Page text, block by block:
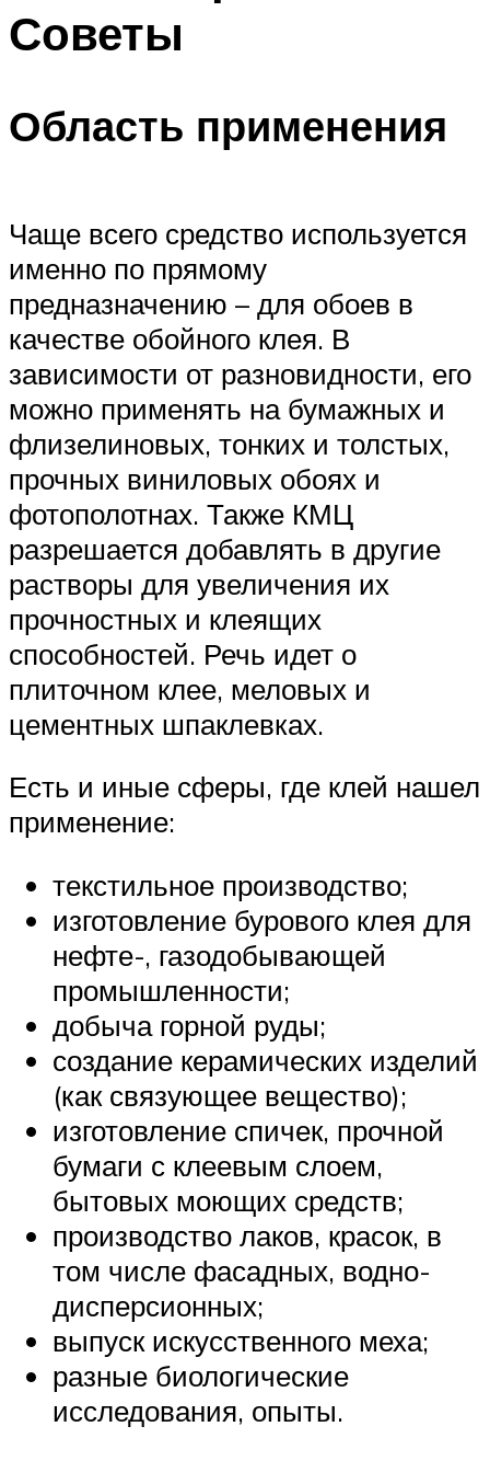
Советы
Область применения
Чаще всего средство используется
именно по прямому
предназначению – для обоев в
качестве обойного клея. В
зависимости от разновидности, его
можно применять на бумажных и
флизелиновых, тонких и толстых,
прочных виниловых обоях и
фотополотнах. Также КМЦ
разрешается добавлять в другие
растворы для увеличения их
прочностных и клеящих
способностей. Речь идет о
плиточном клее, меловых и
цементных шпаклевках.
Есть и иные сферы, где клей нашел
применение:
текстильное производство;
изготовление бурового клея для
нефте-, газодобывающей
промышленности;
добыча горной руды;
создание керамических изделий
(как связующее вещество);
изготовление спичек, прочной
бумаги с клеевым слоем,
бытовых моющих средств;
производство лаков, красок, в
том числе фасадных, водно-
дисперсионных;
выпуск искусственного меха;
разные биологические
исследования, опыты.